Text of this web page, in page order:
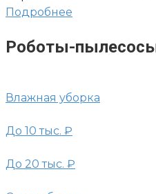
Подробнее
Роботы-
Влажная уборка
До 10 тыс. ₽
До 20 тыс. ₽